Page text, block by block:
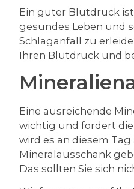
Ein guter Blutdruck
gesundes Leben und
Schlaganfall zu
Ihren Blutdruck und
Eine ausreichende
wichtig und fördert
wird es an diesem Tag
Mineralausschank
Das sollten Sie sich